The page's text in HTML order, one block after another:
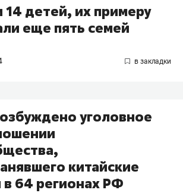
14 детей, их примеру
еще пять семей
уголовное
китайские
в 64 регионах РФ